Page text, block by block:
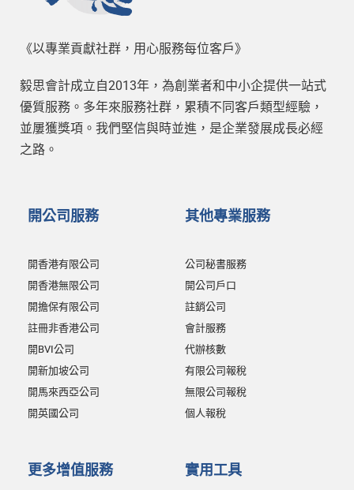
《以專業貢獻社群，用心服務每位客戶》
毅思會計成立自2013年，為創業者和中小企提供一站式
優質服務。多年來服務社群，累積不同客戶類型經驗，
並屢獲獎項。我們堅信與時並進，是企業發展成長必經
之路。
開公司服務
開香港有限公司
開香港無限公司
開擔保有限公司
註冊非香港公司
開BVI公司
開新加坡公司
開馬來西亞公司
開英國公司
其他專業服務
公司秘書服務
開公司戶口
註銷公司
會計服務
代辦核數
有限公司報稅
無限公司報稅
個人報稅
更多增值服務 實用工具